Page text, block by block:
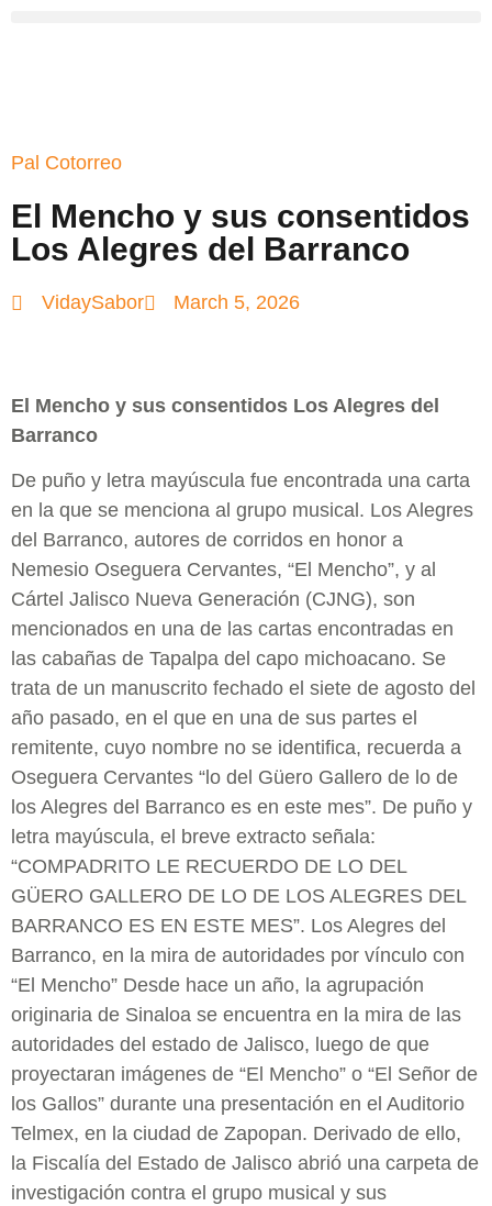
Pal Cotorreo
El Mencho y sus consentidos
Los Alegres del Barranco
VidaySabor March 5, 2026
El Mencho y sus consentidos Los Alegres del
Barranco
De puño y letra mayúscula fue encontrada una carta
en la que se menciona al grupo musical. Los Alegres
del Barranco, autores de corridos en honor a
Nemesio Oseguera Cervantes, “El Mencho”, y al
Cártel Jalisco Nueva Generación (CJNG), son
mencionados en una de las cartas encontradas en
las cabañas de Tapalpa del capo michoacano. Se
trata de un manuscrito fechado el siete de agosto del
año pasado, en el que en una de sus partes el
remitente, cuyo nombre no se identifica, recuerda a
Oseguera Cervantes “lo del Güero Gallero de lo de
los Alegres del Barranco es en este mes”. De puño y
letra mayúscula, el breve extracto señala:
“COMPADRITO LE RECUERDO DE LO DEL
GÜERO GALLERO DE LO DE LOS ALEGRES DEL
BARRANCO ES EN ESTE MES”. Los Alegres del
Barranco, en la mira de autoridades por vínculo con
“El Mencho” Desde hace un año, la agrupación
originaria de Sinaloa se encuentra en la mira de las
autoridades del estado de Jalisco, luego de que
proyectaran imágenes de “El Mencho” o “El Señor de
los Gallos” durante una presentación en el Auditorio
Telmex, en la ciudad de Zapopan. Derivado de ello,
la Fiscalía del Estado de Jalisco abrió una carpeta de
investigación contra el grupo musical y sus